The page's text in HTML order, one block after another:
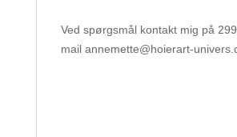
Ved spørgsmål kontakt mig på
mail annemette@hoierart-